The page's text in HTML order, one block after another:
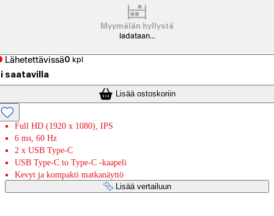
Myymälän hyllystä
ladataan...
Lähetettävissä0 kpl
saatavilla
Lisää ostoskoriin
Full HD (1920 x 1080), IPS
6 ms, 60 Hz
2 x USB Type-C
USB Type-C to Type-C -kaapeli
Kevyt ja kompakti matkanäyttö
Lisää vertailuun